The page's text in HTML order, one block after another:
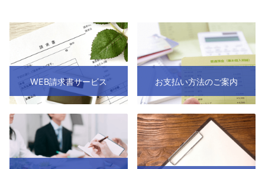
WEB請求書サービス お支払い方法のご案内